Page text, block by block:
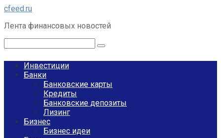
Перейти
контенту
cfeed.ru
Лента финансовых новостей
Инвестиции
Банки
Банковские карты
Кредиты
Банковские депозиты
Лизинг
Бизнес
Бизнес идеи